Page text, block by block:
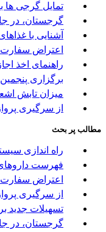
تمایل گرجی ها
گرجستان، در
آشنایی با
اعتراض
راهنمای اخذ
برگزاری
میزان تابش
از سرگیری
مطالب پر بحث
راه اندازی
فهرست
اعتراض
از سرگیری
تسهیلات جدید
گرجستان، در